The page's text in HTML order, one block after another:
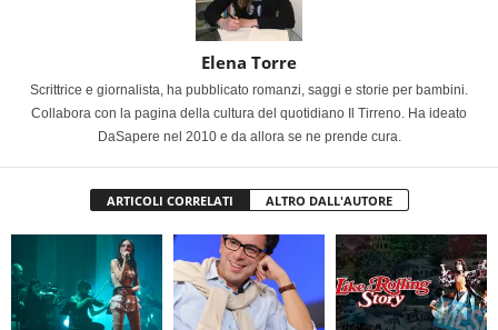
Elena Torre
Scrittrice e giornalista, ha pubblicato romanzi, saggi e storie per bambini.
Collabora con la pagina della cultura del quotidiano Il Tirreno. Ha ideato
DaSapere nel 2010 e da allora se ne prende cura.
ARTICOLI CORRELATI ALTRO DALL'AUTORE